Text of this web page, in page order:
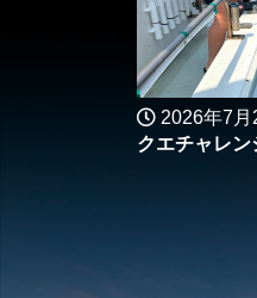
2026年7月
クエチャレ